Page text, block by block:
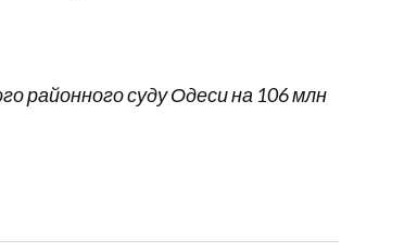
районного суду Одеси на 106 млн